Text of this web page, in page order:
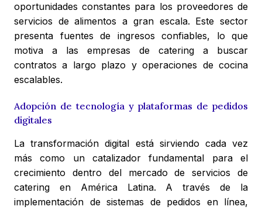
oportunidades constantes para los proveedores de
servicios de alimentos a gran escala. Este sector
presenta fuentes de ingresos confiables, lo que
motiva a las empresas de catering a buscar
contratos a largo plazo y operaciones de cocina
escalables.
Adopción de tecnología y plataformas de pedidos
digitales
La transformación digital está sirviendo cada vez
más como un catalizador fundamental para el
crecimiento dentro del mercado de servicios de
catering en América Latina. A través de la
implementación de sistemas de pedidos en línea,